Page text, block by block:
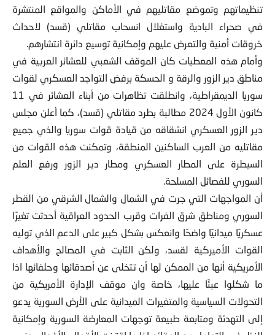
تنظيماتهم وتموضع مقاتليهم في الأماكن والمواقع المنتشرة
في صحراء البادية واستغلال انسحاب مقاتلي (قسد) لاحداث
خروقات أمنية والتعرض عليهم وإمكانية توسيع دائرة انتشارهم.
وأمام هذه المعطيات كان الموقف الشعبي للعشائر العربية في
مناطق دير الزور والرقة و الحسكة برفض التواجد العسكري لقوات
سوريا الديمقراطية، وانطلقت تظاهرات من أبناء العشائر في 11
كانون الأول 2024 مطالبة بطرد مقاتلي (قسد)، كما أعلن مجلس
دير الزور العسكري انشقاقه من قيادة قوات سوريا والذي جميع
مقاتليه من العرب الساكنين المنطقة، وتمكنت هذه القوات من
السيطرة على المطار العسكري ومطار دير الزور ورفع العلم
السوري للفصائل المسلحة.
أن المواجهات التي جرت في الشمال والشمال الشرقي من القطر
السوري ومناطق شرق الفرات وقرب الحدود العراقية أحدثت تغيرًا
عسكريًا ميدانيًا واضحًا وانعكس بشكل كبير على الدعم الذي توليه
القوات الأميركية لقسد، ولكن الثابت في المصالح والأهداف
الأمريكية أنها من الممكن لها أن تتخلى عن أصدقائها وحلفائها اذا
ما شكلوا عبئًا عليها، خاصة وان موقف الإدارة الأمريكية من
التحولات السياسية والمتغيرات الميدانية على الأرض السورية يدعو
إلى التهدئة ومتابعة طبيعة توجهات المعارضة السورية وإمكانية